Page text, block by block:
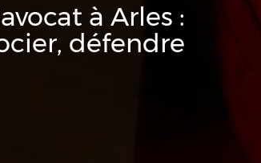
à Arles :
défendre